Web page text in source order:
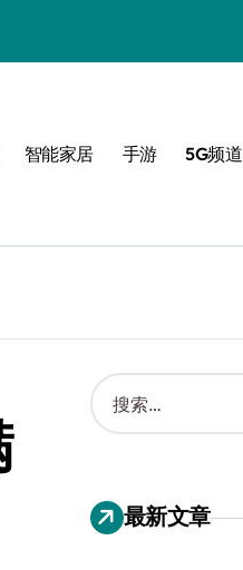
智能家居 手游 5G频道
搜
索
：
最新文章